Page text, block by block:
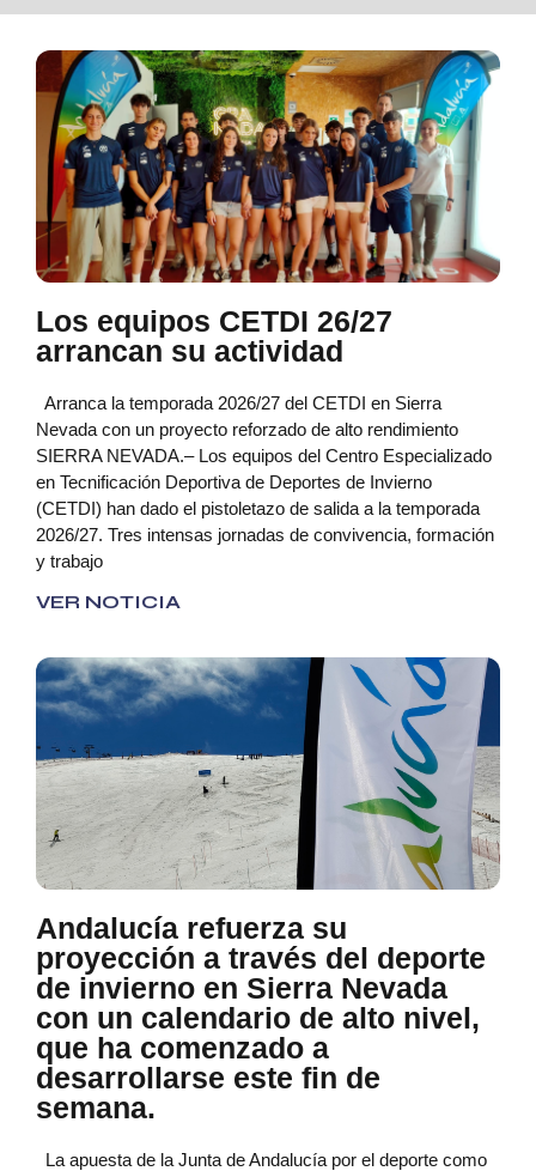
Los equipos CETDI 26/27
arrancan su actividad
Arranca la temporada 2026/27 del CETDI en Sierra
Nevada con un proyecto reforzado de alto rendimiento
SIERRA NEVADA.– Los equipos del Centro Especializado
en Tecnificación Deportiva de Deportes de Invierno
(CETDI) han dado el pistoletazo de salida a la temporada
2026/27. Tres intensas jornadas de convivencia, formación
y trabajo
VER NOTICIA
Andalucía refuerza su
proyección a través del deporte
de invierno en Sierra Nevada
con un calendario de alto nivel,
que ha comenzado a
desarrollarse este fin de
semana.
La apuesta de la Junta de Andalucía por el deporte como